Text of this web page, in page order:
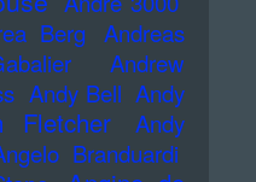
Berg
Andreas
Andrew
Andy Bell Andy
Fletcher
Andy
Branduardi